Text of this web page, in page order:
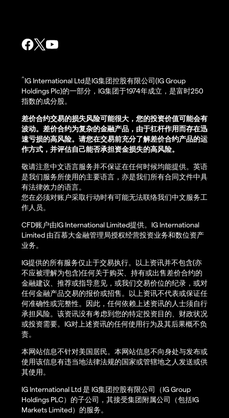
^IG International Ltd是IG集团控股有限公司(IG Group
Holdings Plc)的一部分，IG集团于1974年成立，是富时250
指数的成分股。
差价合约交易的损失风险可能很大，您的投资价值可能会有
波动。差价合约为复杂的金融产品，由于杠杆作用而存在迅
速亏损的高风险。请您在交易前充分了解差价合约产品的运
作方式，并评估自己能否承担资金损失的高风险。
敬请注意中文语言服务并不保证在任何时候均能提供。英语
是我们服务所使用的主要语言，亦是我们所有合同文件中具
有法律效力的语言。
您在必须对账户采取行动时有可能无法联络我们中文服务工
作人员。
CFD账户由IG International Limited提供。IG International
Limited 由百慕大金融管理局授权经营投资业务和数位资产
业务。
IG提供的所有服务仅止于交易执行。以上资讯并不包含(亦
不应被理解为包含)任何关于购买、持有或出售差价合约的
金融建议、推荐或指导意见，或我们交易价位的纪录，或对
任何金融产品交易的报价或招售。以上资讯不代表或保证任
何准确性或完整性。因此，任何依赖上述资讯的人士须自行
承担风险。该资讯没有考虑到您的特定投资目的、财政状况
或投资需要。IG对上述资讯的任何使用行为及其后果概不负
责。
本网站信息不针对美国居民。本网站信息不向身处与发布或
使用该信息有违当地法律法规的国家或管辖地之人发送或供
其使用。
IG International Ltd 是 IG集团控股有限公司（IG Group
Holdings PLC）的子公司，其接受集团附属公司（包括IG
Markets Limited）的服务。